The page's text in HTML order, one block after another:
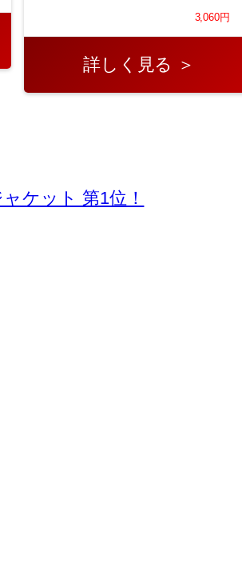
3,060円
詳しく見る ＞
ケット 第1位！